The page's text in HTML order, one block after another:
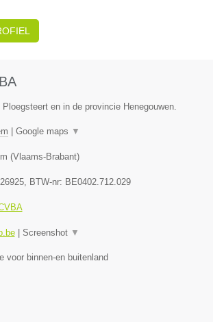
en in de provincie Henegouwen.
Google maps ▼
(Vlaams-Brabant)
, BTW-nr: BE0402.712.029
| Screenshot ▼
voor binnen-en buitenland